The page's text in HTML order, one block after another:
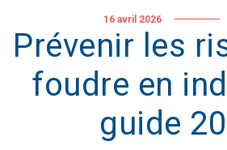
16 avril 2026
Prévenir les
foudre en
guide